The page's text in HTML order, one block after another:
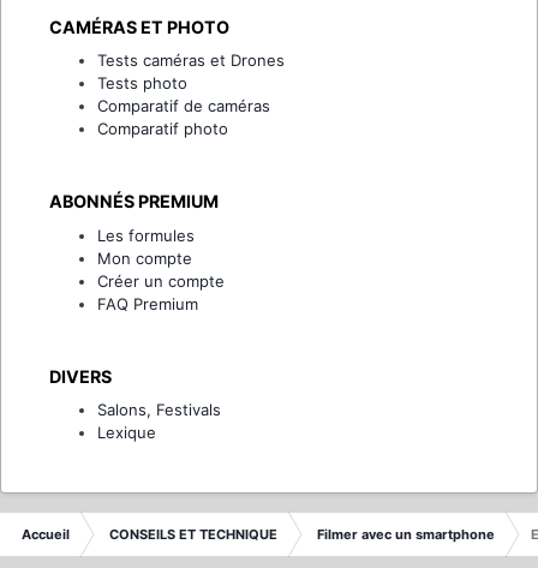
CAMÉRAS ET PHOTO
Tests caméras et Drones
Tests photo
Comparatif de caméras
Comparatif photo
ABONNÉS PREMIUM
Les formules
Mon compte
Créer un compte
FAQ Premium
DIVERS
Salons, Festivals
Lexique
Accueil CONSEILS ET TECHNIQUE Filmer avec un smartphone